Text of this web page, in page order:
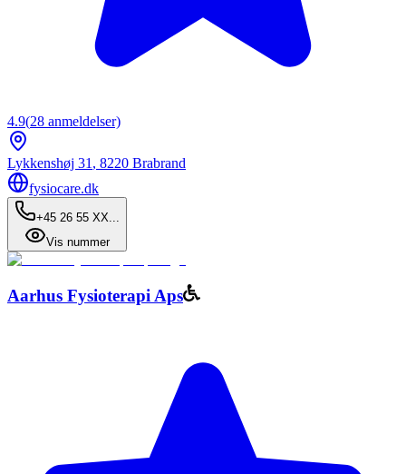
4.9(28 anmeldelser)
Lykkenshøj 31 , 8220 Brabrand
fysiocare.dk
+45 26 55 XX...
Vis nummer
Aarhus Fysioterapi Aps